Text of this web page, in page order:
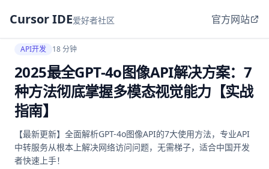
Cursor IDE爱好者社区 官方网站
API开发 18 分钟
2025最全GPT-4o图像API解决方案：7
种方法彻底掌握多模态视觉能力【实战
指南】
【最新更新】全面解析GPT-4o图像API的7大使用方法，专业API
中转服务从根本上解决网络访问问题，无需梯子，适合中国开发
者快速上手！